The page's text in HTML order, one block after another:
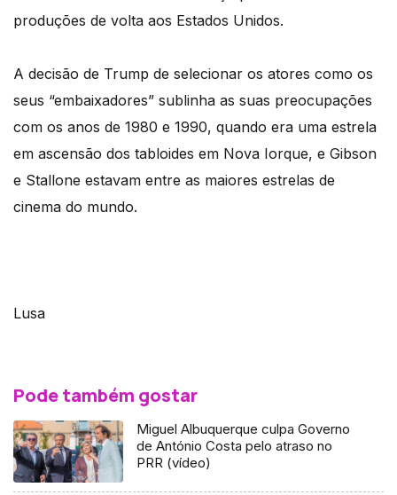
produções de volta aos Estados Unidos.
A decisão de Trump de selecionar os atores como os
seus “embaixadores” sublinha as suas preocupações
com os anos de 1980 e 1990, quando era uma estrela
em ascensão dos tabloides em Nova Iorque, e Gibson
e Stallone estavam entre as maiores estrelas de
cinema do mundo.
Lusa
Pode também gostar
Miguel Albuquerque culpa Governo
de António Costa pelo atraso no
PRR (vídeo)